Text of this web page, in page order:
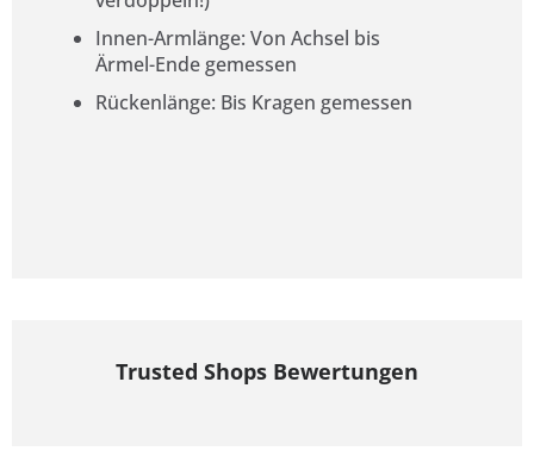
Innen-Armlänge: Von Achsel bis
Ärmel-Ende gemessen
Rückenlänge: Bis Kragen gemessen
Trusted Shops Bewertungen